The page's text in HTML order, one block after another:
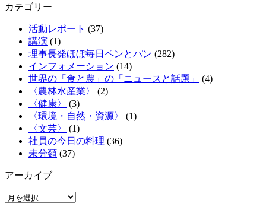
カテゴリー
活動レポート (37)
講演 (1)
理事長発ほぼ毎日ペンとパン (282)
インフォメーション (14)
世界の「食と農」の「ニュースと話題」
(4)
〈農林水産業〉
(2)
〈健康〉
(3)
〈環境・自然・資源〉
(1)
〈文芸〉
(1)
社員の今日の料理 (36)
未分類 (37)
アーカイブ
ア